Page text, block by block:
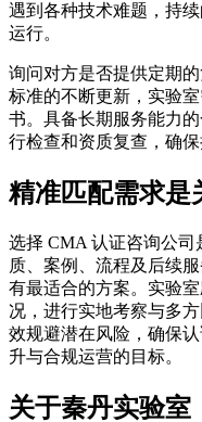
遇到各种技术难题，持
运行。
询问对方是否提供定期
标准的不断更新，实验
书。具备长期服务能力
行检查和资质复查，确保
精准匹配需求是
选择 CMA 认证咨询公
质、案例、流程及后续
有最适合的方案。实验
况，进行实地考察与多
效规避潜在风险，确保
升与合规运营的目标。
关于秦丹实验室